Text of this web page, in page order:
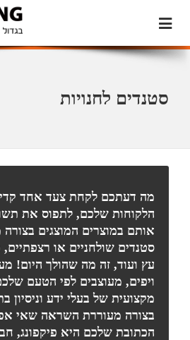
סטנדים לחנויות
מה דעתכם לקחת צעד אחד
הלקוחות שלכם, לתפוס את
אותם במוצרים המוצגים בצורה
סטנדים שולחניים או
עץ ועוד, זה מה שהולך היום!
ויפים, מעוצבים לפי הטעם
מקצועית של בעלי ידע וניסיון
בצורה מעוררת השראה שאי
הכתובת שלכם היא פיקפונג,